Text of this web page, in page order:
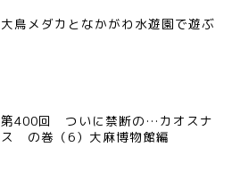
大鳥メダカとなかがわ水遊園で遊ぶ
第400回 ついに禁断の…カオスナ
ス の巻（6）大麻博物館編